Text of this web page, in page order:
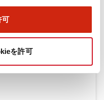
可
を許可
格・認証
ニット（2025年6月版）